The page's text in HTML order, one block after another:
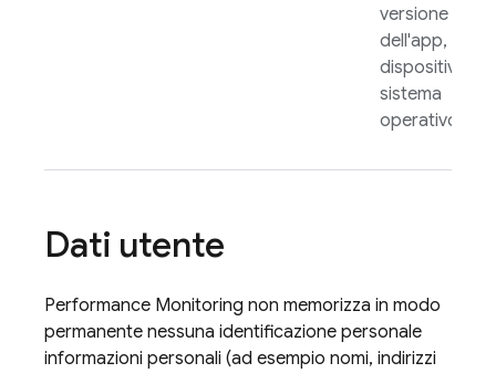
versione
dell'app,
dispositivo o
sistema
operativo.
Dati utente
Performance Monitoring non memorizza in modo
permanente nessuna identificazione personale
informazioni personali (ad esempio nomi, indirizzi